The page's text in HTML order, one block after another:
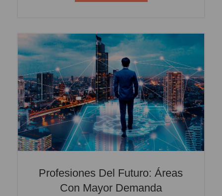
Profesiones Del Futuro: Áreas
Con Mayor Demanda